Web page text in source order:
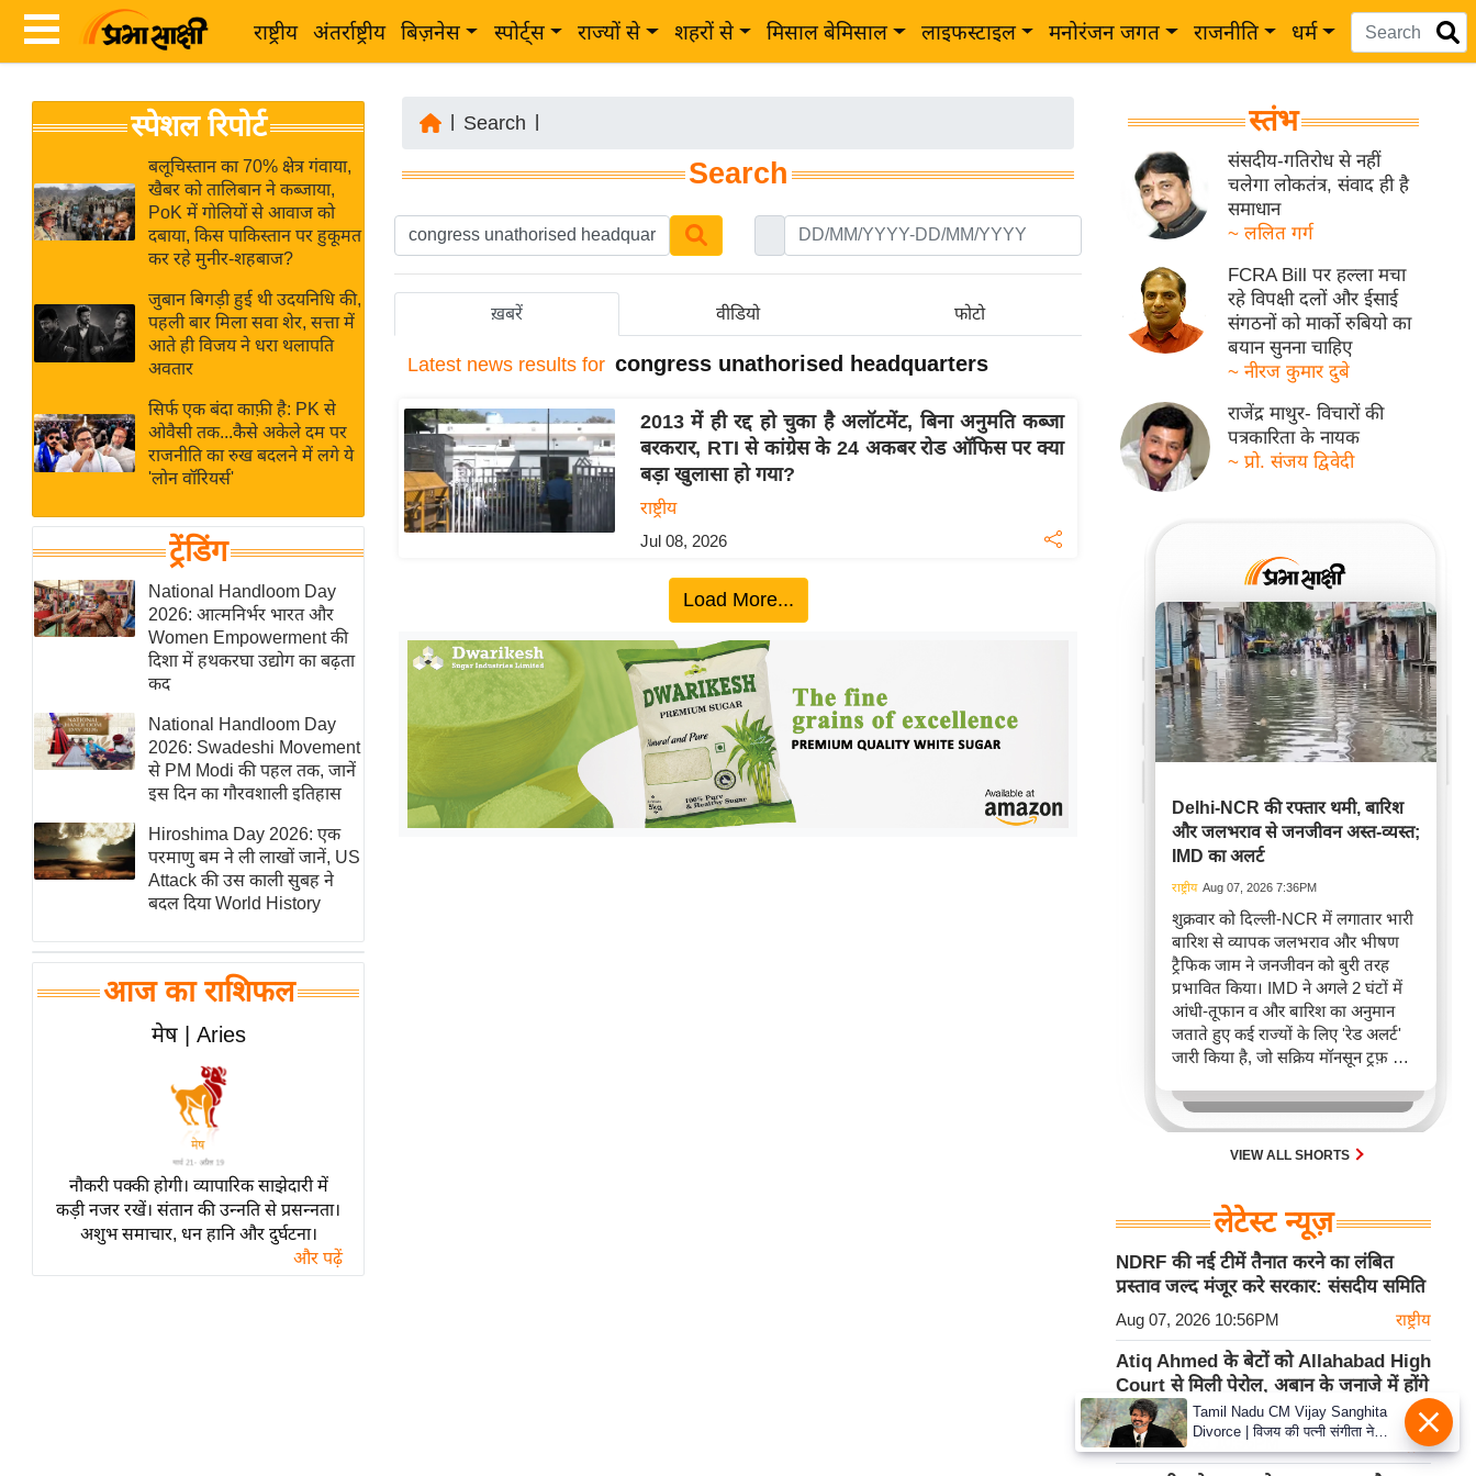
राष्ट्रीय अंतर्राष्ट्रीय बिज़नेस स्पोर्ट्स राज्यों से शहरों से मिसाल बेमिसाल लाइफस्टाइल मनोरंजन जगत राजनीति धर्म
News
Hindi
Hindi
Live
News in
Hindi
News
Hindi
Videos
ब
र
अंतर्राष्ट्रीय
बिज़नेस
उद्योग
विशेषज्ञ
राय
खेल
क्रिकेट
IPL
2026
मिसाल बेमिसाल
शख्सियत
यंग इंडिया
साहित्य जगत
ऑटो वर्ल्ड
न्यूज ब्रीफ
बॉलीवुड
हॉलीवुड
फिल्म समीक्षा
लाइफस्टाइल
टेक्नॉलॉजी
ब्यूटी/फैशन
घरेलू नुस्खे
स्पेशल रिपोर्ट
बलूचिस्तान का 70% क्षेत्र गंवाया,
खैबर को तालिबान ने कब्जाया,
PoK में गोलियों से आवाज को
दबाया, किस पाकिस्तान पर हुकूमत
कर रहे मुनीर-शहबाज?
जुबान बिगड़ी हुई थी उदयनिधि की,
पहली बार मिला सवा शेर, सत्ता में
आते ही विजय ने धरा थलापति
अवतार
सिर्फ एक बंदा काफ़ी है: PK से
ओवैसी तक...कैसे अकेले दम पर
राजनीति का रुख बदलने में लगे ये
'लोन वॉरियर्स'
ट्रेंडिंग
National Handloom Day
2026: आत्मनिर्भर भारत और
Women Empowerment की
दिशा में हथकरघा उद्योग का बढ़ता
कद
National Handloom Day
2026: Swadeshi Movement
से PM Modi की पहल तक, जानें
इस दिन का गौरवशाली इतिहास
Hiroshima Day 2026: एक
परमाणु बम ने ली लाखों जानें, US
Attack की उस काली सुबह ने
बदल दिया World History
आज का राशिफल
मेष | Aries
नौकरी पक्की होगी। व्यापारिक साझेदारी में
कड़ी नजर रखें। संतान की उन्नति से प्रसन्नता।
अशुभ समाचार, धन हानि और दुर्घटना।
और पढ़ें
Search
Search
ख़बरें वीडियो फोटो
Latest news results for congress unathorised headquarters
2013 में ही रद्द हो चुका है अलॉटमेंट, बिना अनुमति कब्जा
बरकरार, RTI से कांग्रेस के 24 अकबर रोड ऑफिस पर क्या
बड़ा खुलासा हो गया?
राष्ट्रीय
Jul 08, 2026
Load More...
स्तंभ
संसदीय-गतिरोध से नहीं
चलेगा लोकतंत्र, संवाद ही है
समाधान
~ ललित गर्ग
FCRA Bill पर हल्ला मचा
रहे विपक्षी दलों और ईसाई
संगठनों को मार्को रुबियो का
बयान सुनना चाहिए
~ नीरज कुमार दुबे
राजेंद्र माथुर- विचारों की
पत्रकारिता के नायक
~ प्रो. संजय द्विवेदी
Delhi-NCR की रफ्तार थमी, बारिश
और जलभराव से जनजीवन अस्त-व्यस्त;
IMD का अलर्ट
राष्ट्रीय Aug 07, 2026 7:36PM
शुक्रवार को दिल्ली-NCR में लगातार भारी
बारिश से व्यापक जलभराव और भीषण
ट्रैफिक जाम ने जनजीवन को बुरी तरह
प्रभावित किया। IMD ने अगले 2 घंटों में
आंधी-तूफान व और बारिश का अनुमान
जताते हुए कई राज्यों के लिए 'रेड अलर्ट'
जारी किया है, जो सक्रिय मॉनसून ट्रफ़ और
जिससे यातायात बाधित होने के साथ-साथ
सफदरजंग अस्पताल में भी जलभराव की
स्थिति बनी।VIEW ALL SHORTS
लेटेस्ट न्यूज़
NDRF की नई टीमें तैनात करने का लंबित
प्रस्ताव जल्द मंजूर करे सरकार: संसदीय समिति
Aug 07, 2026 10:56PM राष्ट्रीय
Atiq Ahmed के बेटों को Allahabad High
Court से मिली पेरोल, अबान के जनाजे में होंगे
शामिल
Aug 07, 2026 10:56PM राष्ट्रीय
Tamil Nadu CM Vijay Sanghita
Divorce | विजय की पत्नी संगीता ने
वापस ली तलाक की अर्जी, कोर्ट ने मामले
को किया निपटाया